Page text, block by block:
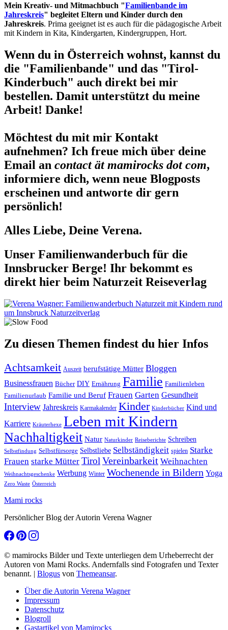
Mein Kreativ- und Mitmachbuch "Familienbande im
Jahreskreis" begleitet Eltern und Kinder durch den
Jahreskreis. Prima geeignet ist es auch für die pädagogische Arbeit
mit Kindern in Kita, Kindergarten, Kindergruppen, Hort.
Wenn du in Österreich wohnst, kannst du
die "Familienbande" und das "Tirol-
Kinderbuch" auch direkt bei mir
bestellen. Damit unterstützt du meine
Arbeit! Danke!
Möchtest du mit mir Kontakt
aufnehmen? Ich freue mich über deine
Email an contact ät mamirocks dot com,
informiere dich, wenn neue Blogposts
erscheinen und antworte dir gern
persönlich!
Alles Liebe, Deine Verena.
Unser Familienwanderbuch für die
Innsbrucker Berge! Ihr bekommt es
direkt hier beim Naturzeit Reiseverlag
Zu diesen Themen findest du hier Infos
Achtsamkeit Auszeit berufstätige Mütter Bloggen
Businessfrauen Bücher DIY Ernährung Familie Familienleben
Familienurlaub Familie und Beruf Frauen Garten Gesundheit
Interview Jahreskreis Karmakalender Kinder Kinderbücher Kind und
Karriere Kräuterhexe Leben mit Kindern
Nachhaltigkeit Natur Naturkinder Reiseberichte Schreiben
Selbstfindung Selbstfürsorge Selbstliebe Selbständigkeit spielen Starke
Frauen starke Mütter Tirol Vereinbarkeit Weihnachten
Weihnachtsgeschenke Werbung Winter Wochenende in Bildern Yoga
Zero Waste Österreich
Mami rocks
Persönlicher Blog der Autorin Verena Wagner
© mamirocks Bilder und Texte unterliegen dem Urheberrecht der
Autoren von Mami Rocks. Andernfalls sind Fotografen und Texter
benannt. | Blogus von Themeansar.
Über die Autorin Verena Wagner
Impressum
Datenschutz
Blogroll
Gastartikel von Mamirocks